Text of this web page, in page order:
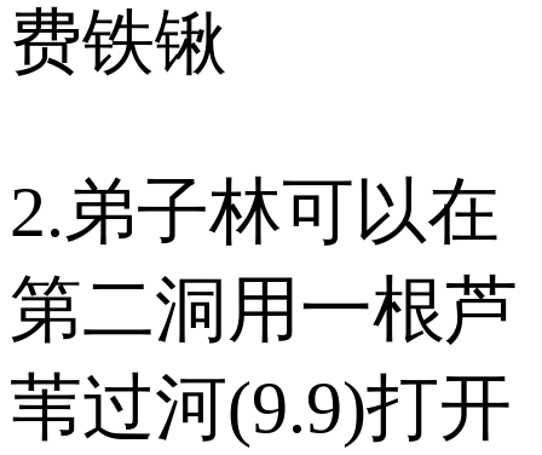
费铁锹
2.弟子林可以在
第二洞用一根芦
苇过河(9.9)打开